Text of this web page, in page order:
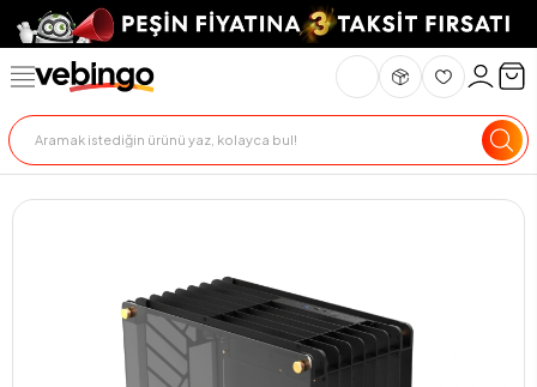
Genel Bakış Ürün Açıklaması Teslimat Ve İade Ödeme